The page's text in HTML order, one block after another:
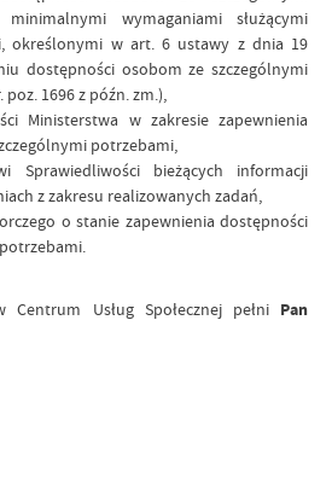
wymaganiami służącymi
określonymi w art. 6 ustawy z dnia 19
dostępności osobom ze szczególnymi
poz. 1696 z późn. zm.),
Ministerstwa w zakresie zapewnienia
potrzebami,
Sprawiedliwości bieżących informacji
z zakresu realizowanych zadań,
o stanie zapewnienia dostępności
Usług Społecznej pełni Pan